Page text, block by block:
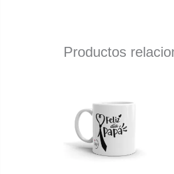
Productos